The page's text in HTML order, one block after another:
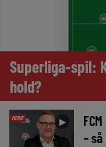
Superliga-spil:
hold?
MEDIE ►
–